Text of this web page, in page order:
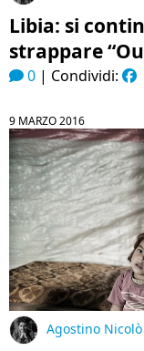
Libia: si
strappare
0 | Condividi:
9 MARZO 2016
Agostino Nicolò